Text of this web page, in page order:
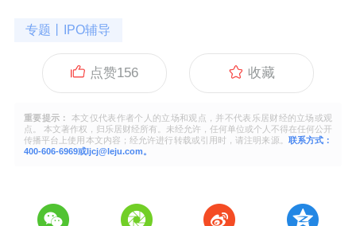
专题丨IPO辅导
点赞156 收藏
重要提示：
本文仅代表作者个人的立场和观点，并不代表乐居财经的立场或观
点。 本文著作权，归乐居财经所有。未经允许，任何单位或个人不得在任何公开
传播平台上使用本文内容；经允许进行转载或引用时，请注明来源。 联系方式：
400-606-6969或ljcj@leju.com。